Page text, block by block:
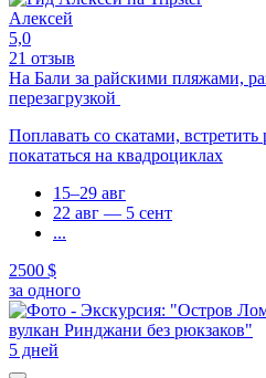
Алексей
5,0
21 отзыв
На Бали за райскими пляжами,
перезагрузкой
Поплавать со скатами, встретить
покататься на квадроциклах
15–29 авг
22 авг — 5 сент
...
2500 $
за одного
5 дней